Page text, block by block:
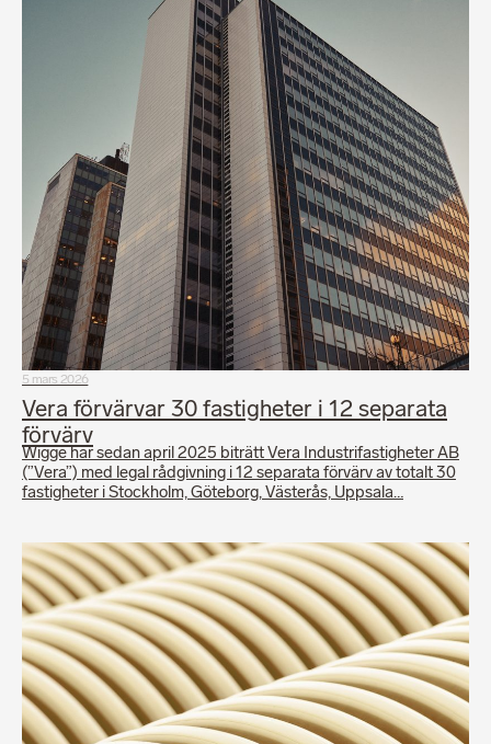
5 mars 2026
Vera förvärvar 30 fastigheter i 12 separata
förvärv
Wigge har sedan april 2025 biträtt Vera Industrifastigheter AB
(”Vera”) med legal rådgivning i 12 separata förvärv av totalt 30
fastigheter i Stockholm, Göteborg, Västerås, Uppsala…